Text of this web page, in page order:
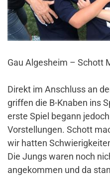
Gau Algesheim – Schott
Direkt im Anschluss an
griffen die B-Knaben ins
erste Spiel begann
Vorstellungen. Schott
wir hatten
Die Jungs waren noch
angekommen und da